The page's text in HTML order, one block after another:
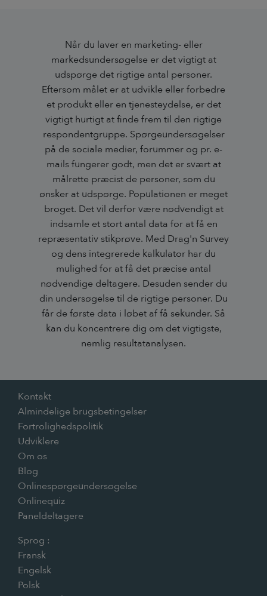
Når du laver en marketing- eller
markedsundersøgelse er det vigtigt at
udspørge det rigtige antal personer.
Eftersom målet er at udvikle eller forbedre
et produkt eller en tjenesteydelse, er det
vigtigt hurtigt at finde frem til den rigtige
respondentgruppe. Spørgeundersøgelser
på de sociale medier, forummer og pr. e-
mails fungerer godt, men det er svært at
målrette præcist de personer, som du
ønsker at udspørge. Populationen er meget
broget. Det vil derfor være nødvendigt at
indsamle et stort antal data for at få en
repræsentativ stikprøve. Med Drag'n Survey
og dens integrerede kalkulator har du
mulighed for at få det præcise antal
nødvendige deltagere. Desuden sender du
din undersøgelse til de rigtige personer. Du
får de første data i løbet af få sekunder. Så
kan du koncentrere dig om det vigtigste,
nemlig resultatanalysen.
Kontakt
Almindelige brugsbetingelser
Fortrolighedspolitik
Udviklere
Om os
Blog
Onlinespørgeundersøgelse
Onlinequiz
Paneldeltagere
Sprog :
Fransk
Engelsk
Polsk